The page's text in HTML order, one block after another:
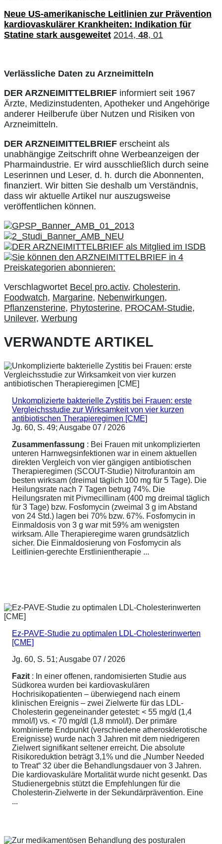
Neue US-amerikanische Leitlinien zur Prävention
kardiovaskulärer Krankheiten: Indikation für
Statine stark ausgeweitet 2014, 48, 01
Verlässliche Daten zu Arzneimitteln
DER ARZNEIMITTELBRIEF informiert seit 1967
Ärzte, Medizinstudenten, Apotheker und Angehörige
anderer Heilberufe über Nutzen und Risiken von
Arzneimitteln.
DER ARZNEIMITTELBRIEF erscheint als
unabhängige Zeitschrift ohne Werbeanzeigen der
Pharmaindustrie. Er wird ausschließlich durch seine
Leserinnen und Leser, d. h. durch die Abonnenten,
finanziert. Wir bitten Sie deshalb um Verständnis,
dass wir aktuelle Artikel nur auszugsweise
veröffentlichen können.
Verschlagwortet Becel pro.activ, Cholesterin,
Foodwatch, Margarine, Nebenwirkungen,
Pflanzensterine, Phytosterine, PROCAM-Studie,
Unilever, Werbung
VERWANDTE ARTIKEL
Unkomplizierte bakterielle Zystitis bei Frauen: erste
Vergleichsstudie zur Wirksamkeit von vier kurzen
antibiotischen Therapieregimen [CME]
Jg. 60, S. 49; Ausgabe 07 / 2026
Zusammenfassung : Bei Frauen mit unkomplizierten
unteren Harnwegsinfektionen war in einem aktuellen
direkten Vergleich von vier gängigen antibiotischen
Therapieregimen (SCOUT-Studie) Nitrofurantoin am
besten wirksam (dreimal täglich 100 mg für 5 Tage). Die
Heilungsrate nach 7 Tagen betrug 74%. Die
Heilungsraten mit Pivmecillinam (400 mg dreimal täglich
für 3 Tage) bzw. Fosfomycin (zweimal 3 g im Abstand
von 24 Std.) lagen bei 70% bzw. 67%. Fosfomycin in
Einmaldosis von 3 g war mit 59% am wenigsten
wirksam. Alle Therapieregime waren grundsätzlich
sicher. Die Einmaldosierung von Fosfomycin als
Leitlinien-gerechte Erstlinientherapie ...
Ez-PAVE-Studie zu optimalen LDL-Cholesterinwerten
[CME]
Jg. 60, S. 51; Ausgabe 07 / 2026
Fazit : In einer offenen, randomisierten Studie aus
Südkorea wurden bei kardiovaskulären
Hochrisikopatienten – überwiegend nach einem
klinischen Ereignis – zwei Zielwerte für das LDL-
Cholesterin gegeneinander getestet: < 55 mg/d (1,4
mmol/l) vs. < 70 mg/dl (1,8 mmol/l). Der primäre
kombinierte Endpunkt (verschiedene atherosklerotische
Ereignisse) wurde nach 3 Jahren mit dem niedrigeren
Zielwert signifikant seltener erreicht. Die absolute
Risikoreduktion beträgt 3,1% und die „Number Needed
to Treat“ 32 über die Behandlungsdauer von 3 Jahren.
Die kardiovaskuläre Mortalität wurde nicht gesenkt. Das
Studienergebnis stützt die Empfehlungen für die
Cholesterin-Zielwerte in der Sekundärprävention. Eine
...